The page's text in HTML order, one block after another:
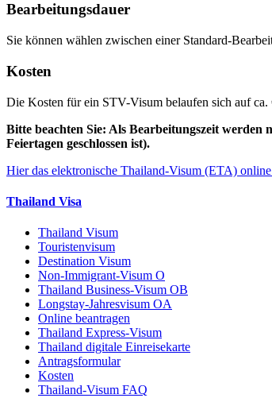
Bearbeitungsdauer
Sie können wählen zwischen einer Standard-
Kosten
Die Kosten für ein STV-Visum belaufen sich auf
Bitte beachten Sie: Als Bearbeitungszeit werden
Feiertagen geschlossen ist).
Hier das elektronische Thailand-Visum (ETA) online
Thailand Visa
Thailand Visum
Touristenvisum
Destination Visum
Non-Immigrant-Visum O
Thailand Business-Visum OB
Longstay-Jahresvisum OA
Online beantragen
Thailand Express-Visum
Thailand digitale Einreisekarte
Antragsformular
Kosten
Thailand-Visum FAQ